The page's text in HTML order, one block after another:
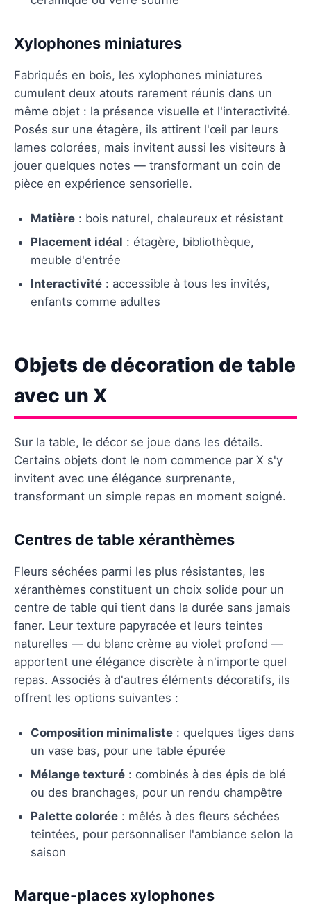
Xylophones miniatures
Fabriqués en bois, les xylophones miniatures
cumulent deux atouts rarement réunis dans un
même objet : la présence visuelle et l'interactivité.
Posés sur une étagère, ils attirent l'œil par leurs
lames colorées, mais invitent aussi les visiteurs à
jouer quelques notes — transformant un coin de
pièce en expérience sensorielle.
Matière : bois naturel, chaleureux et résistant
Placement idéal : étagère, bibliothèque,
meuble d'entrée
Interactivité : accessible à tous les invités,
enfants comme adultes
Objets de décoration de table
avec un X
Sur la table, le décor se joue dans les détails.
Certains objets dont le nom commence par X s'y
invitent avec une élégance surprenante,
transformant un simple repas en moment soigné.
Centres de table xéranthèmes
Fleurs séchées parmi les plus résistantes, les
xéranthèmes constituent un choix solide pour un
centre de table qui tient dans la durée sans jamais
faner. Leur texture papyracée et leurs teintes
naturelles — du blanc crème au violet profond —
apportent une élégance discrète à n'importe quel
repas. Associés à d'autres éléments décoratifs, ils
offrent les options suivantes :
Composition minimaliste : quelques tiges dans
un vase bas, pour une table épurée
Mélange texturé : combinés à des épis de blé
ou des branchages, pour un rendu champêtre
Palette colorée : mêlés à des fleurs séchées
teintées, pour personnaliser l'ambiance selon la
saison
Marque-places xylophones